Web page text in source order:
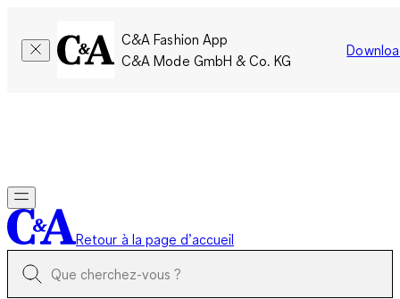
C&A Fashion App
C&A Mode GmbH & Co. KG
Retour à la page d’accueil